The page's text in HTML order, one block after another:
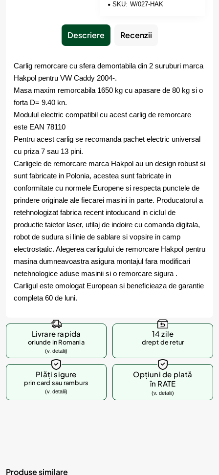
SKU: W/027-HAK
Descriere Recenzii
Carlig remorcare cu sfera demontabila din 2 suruburi marca
Hakpol pentru VW Caddy 2004-.
Masa maxim remorcabila 1650 kg cu apasare de 80 kg si o
forta D= 9.40 kn.
Modulul electric compatibil cu acest carlig de remorcare
este EAN 78110
Pentru acest carlig se recomanda pachet electric universal
cu priza 7 sau 13 pini.
Carligele de remorcare marca Hakpol au un design robust si
sunt fabricate in Polonia, acestea sunt fabricate in
conformitate cu normele Europene si respecta punctele de
prindere originale ale fiecarei masini in parte. Producatorul a
retehnologizat fabrica recent intoducand in ciclul de
productie taietor laser, utilaj de indoire cu comanda digitala,
robot de sudura si linie de sablare si vopsire in camp
electrostatic. Alegerea carligului de remorcare Hakpol pentru
masina dumneavoastra asigura montajul fara modificari
netehnologice aduse masinii si o remorcare sigura .
Carligul este omologat European si beneficieaza de garantie
completa 60 de luni.
Livrare rapida
oriunde in Romania
(v. detalii)
14 zile
drept de retur
Plăți sigure
prin card sau ramburs
(v. detalii)
Opțiuni de plată
în RATE
(v. detalii)
Produse similare